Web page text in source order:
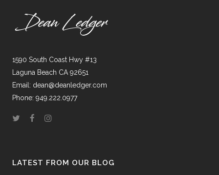
1590 South Coast Hwy #13
Laguna Beach CA 92651
Email: dean@deanledger.com
Phone: 949.222.0977
LATEST FROM OUR BLOG